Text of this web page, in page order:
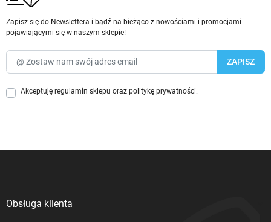
Zapisz się do Newslettera i bądź na bieżąco z nowościami i promocjami
pojawiającymi się w naszym sklepie!
Akceptuję regulamin sklepu oraz politykę prywatności.
Obsługa klienta